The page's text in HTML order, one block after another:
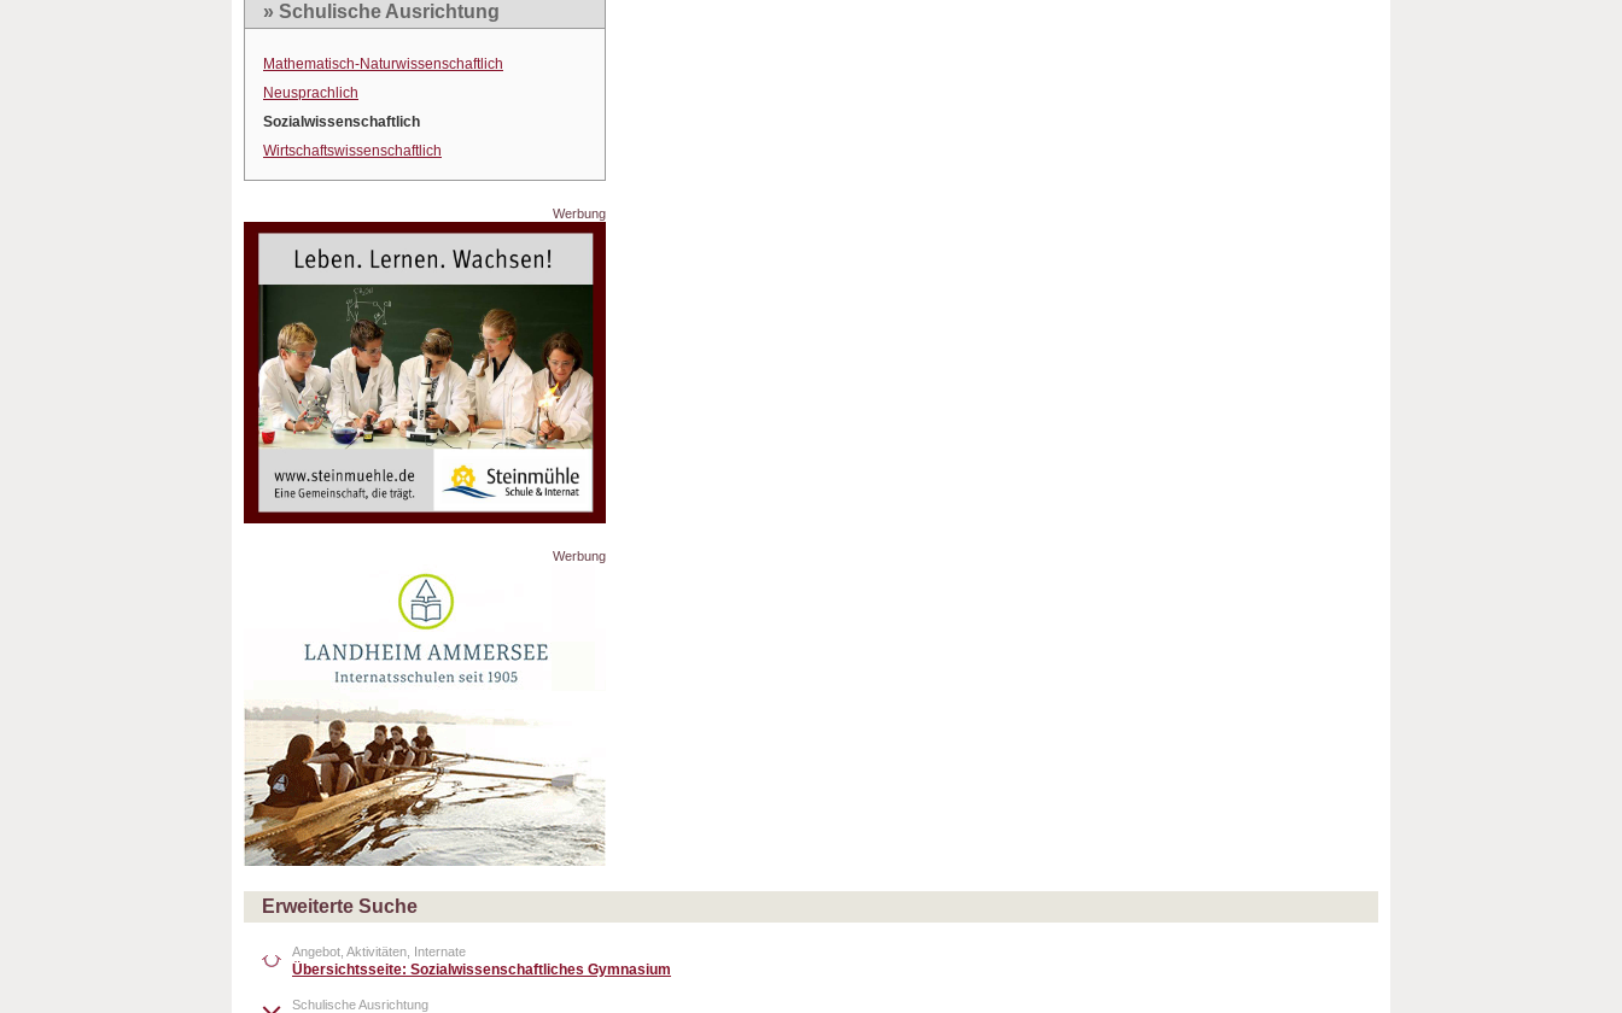
» Schulische Ausrichtung
Mathematisch-Naturwissenschaftlich
Neusprachlich
Sozialwissenschaftlich
Wirtschaftswissenschaftlich
Werbung
Werbung
Erweiterte Suche
Angebot, Aktivitäten, Internate
Übersichtsseite: Sozialwissenschaftliches Gymnasium
Schulische Ausrichtung